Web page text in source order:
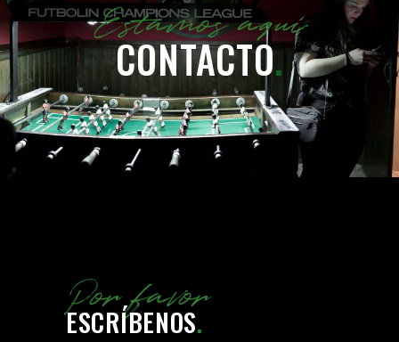
Estamos aquí
CONTACTO.
Por favor
ESCRÍBENOS.